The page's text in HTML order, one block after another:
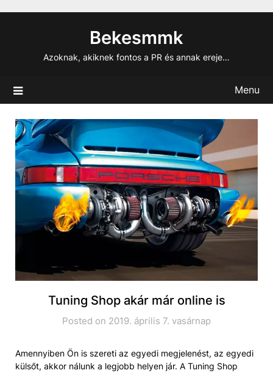
Bekesmmk
Azoknak, akiknek fontos a PR és annak ereje…
Menu
Tuning Shop akár már online is
Posted on 2019. április 7. vasárnap
Amennyiben Ön is szereti az egyedi megjelenést, az egyedi
külsőt, akkor nálunk a legjobb helyen jár. A Tuning Shop